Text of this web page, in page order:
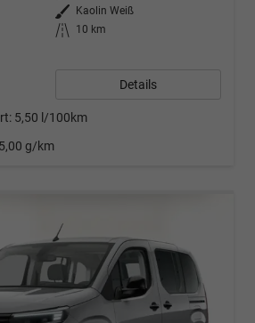
Außenfarbe
Kaolin Weiß
Kilometerstand
10 km
Details
5,50 l/100km
g/km